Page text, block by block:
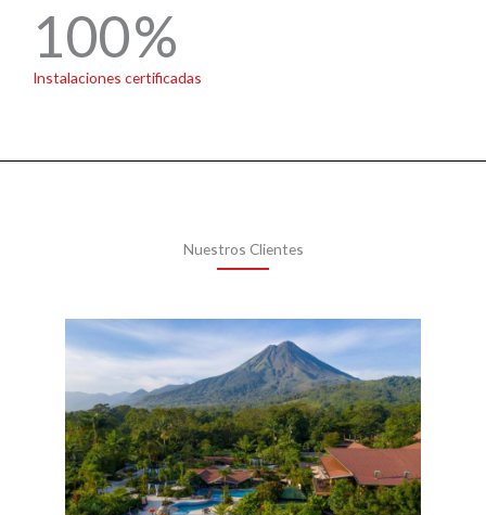
100
Instalaciones certificadas
Nuestros Clientes